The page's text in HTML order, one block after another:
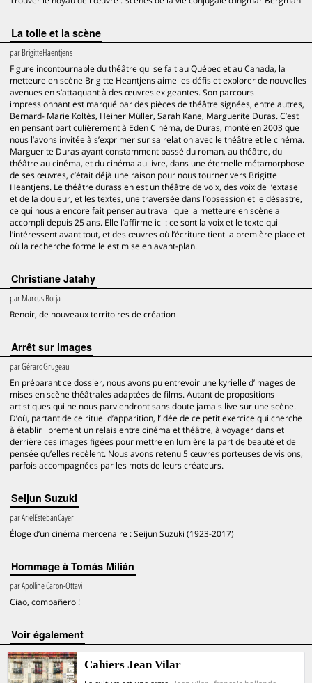
La toile et la scène
parBrigitteHaentjens
Figure incontournable du théâtre qui se fait au Québec et au Canada, la
metteure en scène Brigitte Heantjens aime les défis et explorer de nouvelles
avenues en s’attaquant à des œuvres exigeantes. Son parcours
impressionnant est marqué par des pièces de théâtre signées, entre autres,
Bernard- Marie Koltès, Heiner Müller, Sarah Kane, Marguerite Duras. C’est
en pensant particulièrement à Eden Cinéma, de Duras, monté en 2003 que
nous l’avons invitée à s’exprimer sur sa relation avec le théâtre et le cinéma.
Marguerite Duras ayant constamment passé du roman, au théâtre, du
théâtre au cinéma, et du cinéma au livre, dans une éternelle métamorphose
de ses œuvres, c’était déjà une raison pour nous tourner vers Brigitte
Heantjens. Le théâtre durassien est un théâtre de voix, des voix de l’extase
et de la douleur, et les textes, une traversée dans l’obsession et le désastre,
ce qui nous a encore fait penser au travail que la metteure en scène a
accompli depuis 25 ans. Elle l’affirme ici : ce sont la voix et le texte qui
l’intéressent avant tout, et des œuvres où l’écriture tient la première place et
où la recherche formelle est mise en avant-plan.
Christiane Jatahy
parMarcus Borja
Renoir, de nouveaux territoires de création
Arrêt sur images
parGérardGrugeau
En préparant ce dossier, nous avons pu entrevoir une kyrielle d’images de
mises en scène théâtrales adaptées de films. Autant de propositions
artistiques qui ne nous parviendront sans doute jamais live sur une scène.
D’où, partant de ce rituel d’apparition, l’idée de ce petit exercice qui cherche
à établir librement un relais entre cinéma et théâtre, à voyager dans et
derrière ces images figées pour mettre en lumière la part de beauté et de
pensée qu’elles recèlent. Nous avons retenu 5 œuvres porteuses de visions,
parfois accompagnées par les mots de leurs créateurs.
Seijun Suzuki
parArielEstebanCayer
Éloge d’un cinéma mercenaire : Seijun Suzuki (1923-2017)
Hommage à Tomás Milián
parApolline Caron-Ottavi
Ciao, compañero !
voir également
Cahiers Jean Vilar